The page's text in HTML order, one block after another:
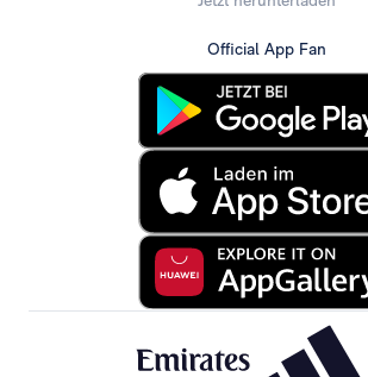
Official App Fan